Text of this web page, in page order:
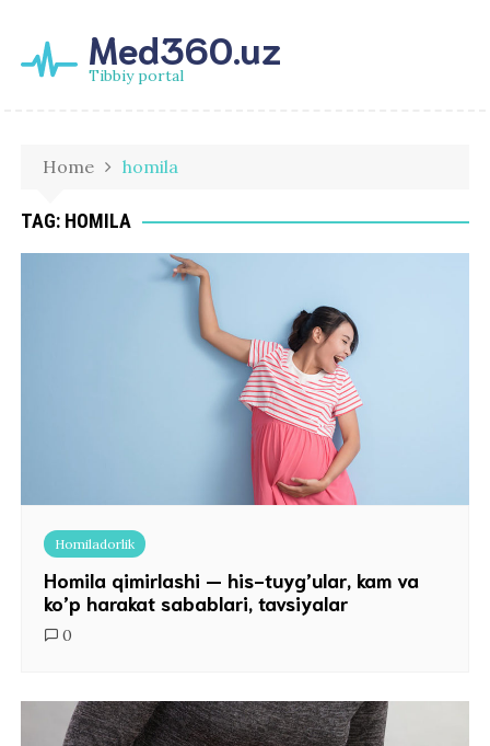
Med360.uz
Tibbiy portal
Home homila
TAG: HOMILA
Homiladorlik
Homila qimirlashi — his-tuyg’ular, kam va
ko’p harakat sabablari, tavsiyalar
0